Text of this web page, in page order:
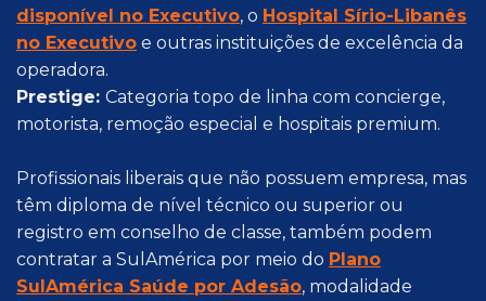
disponível no Executivo, o Hospital Sírio-Libanês
no Executivo e outras instituições de excelência da
operadora.
Prestige: Categoria topo de linha com concierge,
motorista, remoção especial e hospitais premium.
Profissionais liberais que não possuem empresa, mas
têm diploma de nível técnico ou superior ou
registro em conselho de classe, também podem
contratar a SulAmérica por meio do Plano
SulAmérica Saúde por Adesão, modalidade